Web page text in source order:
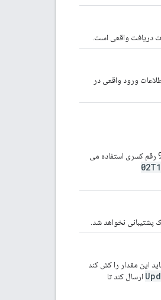
دریافت واقعی است.
ورود واقعی در
از RFC 3339 استفاده می کند، که در آن خروجی تولید شده همیشه با Z نرمال می شود و از 0، 3، 6 یا 9 رقم کسری استفاده می
پشتیبانی نخواهد شد.
این مقدار را کش کند
ارسال کند تا